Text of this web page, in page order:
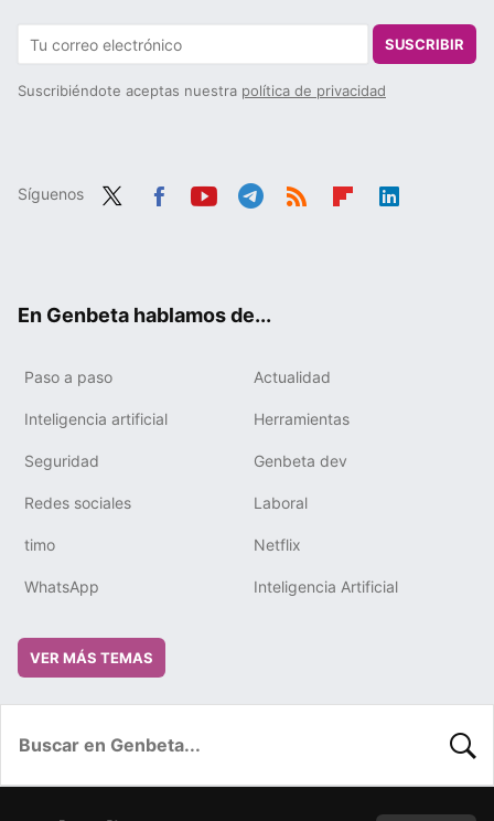
SUSCRIBIR
Suscribiéndote aceptas nuestra política de privacidad
Síguenos
En Genbeta hablamos de...
Paso a paso Actualidad
Inteligencia artificial Herramientas
Seguridad Genbeta dev
Redes sociales Laboral
timo Netflix
WhatsApp Inteligencia Artificial
VER MÁS TEMAS